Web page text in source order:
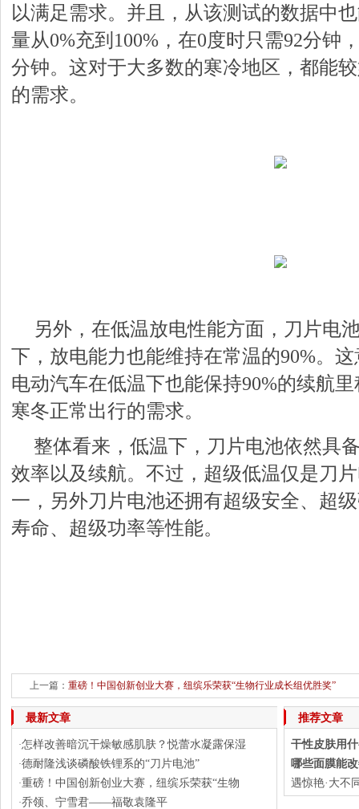
以满足需求。并且，从该测试的数据中
量从0%充到100%，在0度时只需92分钟
分钟。这对于大多数的寒冷地区，都能
的需求。
另外，在低温放电性能方面，刀片电
下，放电能力也能维持在常温的90%。
电动汽车在低温下也能保持90%的续航
寒冬正常出行的需求。
整体看来，低温下，刀片电池依然具
效率以及续航。不过，超级低温仅是刀
一，另外刀片电池还拥有超级安全、超
寿命、超级功率等性能。
上一篇： 重磅！中国创新创业大赛，纽缤乐荣获“生物行业成长组优胜奖”
下一篇： 怎样改善暗沉干
最新文章
·怎样改善暗沉干燥敏感肌肤？悦蕾水凝露保湿
·德耐隆浅谈磷酸铁锂系的“刀片电池”
·重磅！中国创新创业大赛，纽缤乐荣获“生物
·乔领、宁雪君——福敬袁隆平
推荐文章
干性皮肤用
哪些面膜能
遇惊艳·大不